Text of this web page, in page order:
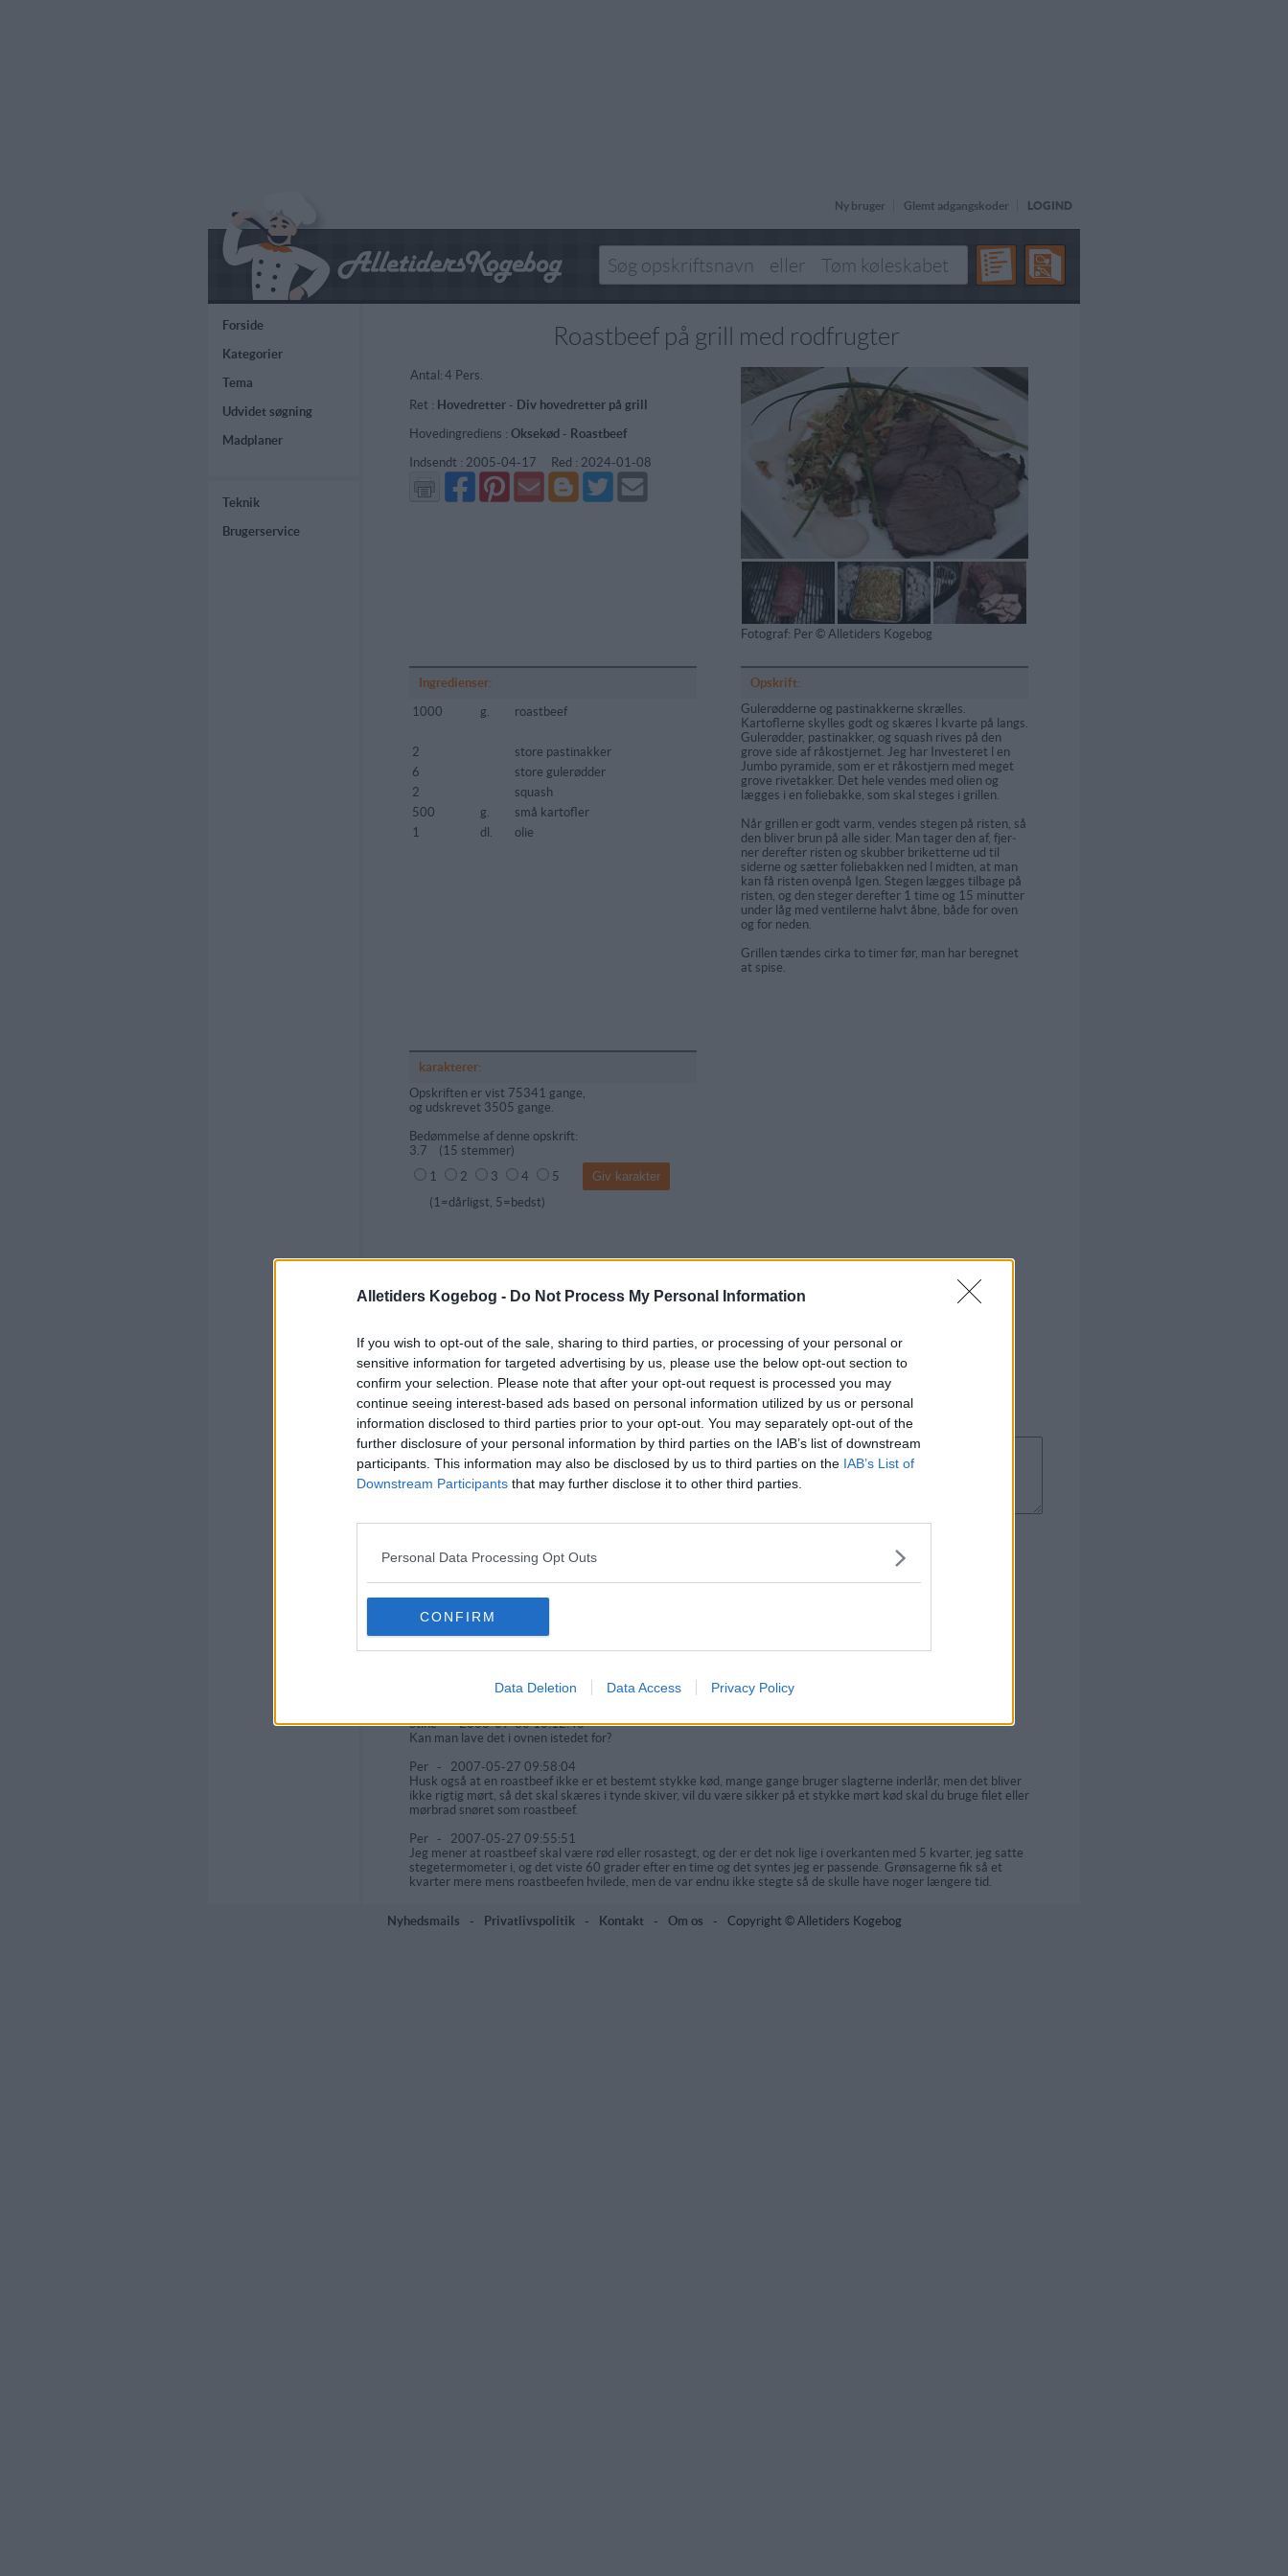
Alletiders Kogebog - Do Not Process My Personal Information
If you wish to opt-out of the sale, sharing to third parties, or processing of your personal or
sensitive information for targeted advertising by us, please use the below opt-out section to
confirm your selection. Please note that after your opt-out request is processed you may
continue seeing interest-based ads based on personal information utilized by us or personal
information disclosed to third parties prior to your opt-out. You may separately opt-out of the
further disclosure of your personal information by third parties on the IAB’s list of downstream
participants. This information may also be disclosed by us to third parties on the IAB’s List of
Downstream Participants that may further disclose it to other third parties.
Personal Data Processing Opt Outs
CONFIRM
Data Deletion Data Access Privacy Policy
Ny bruger Glemt adgangskoder LOGIND
Forside
Kategorier
Tema
Udvidet søgning
Madplaner
Teknik
Brugerservice
Roastbeef på grill med rodfrugter
Antal: 4 Pers.
Ret : Hovedretter- Div hovedretter på grill
Hovedingrediens : Oksekød - Roastbeef
Indsendt : 2005-04-17 Red : 2024-01-08
Del
på
Facebook
Del
på
Pinterest
Send
via
GMail
Del
på
Blogger
Del
på
Twitter
Send
mail
Fotograf: Per © Alletiders Kogebog
Ingredienser:
1000
g. roastbeef
2
store pastinakker
6
store gulerødder
2
squash
500
g.
små kartofler
1
dl. olie
Opskrift:
Gulerød­derne og pastinakkerne skrælles.
Kartoflerne skyl­les godt og skæres l kvarte på langs.
Gulerødder, pasti­nakker, og squash rives på den
grove side af råkostjernet. Jeg har Investeret l en
Jumbo pyramide, som er et råkostjern med meget
grove rivetakker. Det hele vendes med olien og
lægges i en foliebakke, som skal steges i grillen.
Når grillen er godt varm, vendes stegen på risten, så
den bliver brun på alle si­der. Man tager den af, fjer­
ner derefter risten og skubber briketterne ud til
siderne og sætter foliebakken ned l midten, at man
kan få risten oven­på Igen. Stegen lægges til­bage på
risten, og den ste­ger derefter 1 time og 15 minutter
under låg med ventilerne halvt åbne, både for oven
og for neden.
Grillen tændes cirka to timer før, man har beregnet
at spise.
karakterer:
Opskriften er vist 75341 gange,
og udskrevet 3505 gange.
Bedømmelse af denne opskrift:
3.7 ( 15 stemmer)
1
2 3 4
5
(1=dårligst, 5=bedst)
Kommentar fra:
Kommentar:
Kommentaren skal godkendes før den bliver synlig
Peter - 2011-06-25 20:49:14
Jeg gav den 1 time og et kvarter og pakkede den derefter ind i staniol i 10 minutter, den var helt perfekt!
Det smager bare himmelsk :D Dog skal stegen ikke have så lang tid, hvis man sætter pris på rosa kød. Ved 60
grader er stegen for gennemstegt til vores smag, så vi går efter de 57 grader, hvilket er lige tilpas.
Stine-2008-09-30 10:12:46
Kan man lave det i ovnen istedet for?
Per
- 2007-05-27 09:58:04
Husk også at en roastbeef ikke er et bestemt stykke kød, mange gange bruger slagterne inderlår, men det bliver
ikke rigtig mørt, så det skal skæres i tynde skiver, vil du være sikker på et stykke mørt kød skal du bruge filet eller
mørbrad snøret som roastbeef.
Per
- 2007-05-27 09:55:51
Jeg mener at roastbeef skal være rød eller rosastegt, og der er det nok lige i overkanten med 5 kvarter, jeg satte
stegetermometer i, og det viste 60 grader efter en time og det syntes jeg er passende. Grønsagerne fik så et
kvarter mere mens roastbeefen hvilede, men de var endnu ikke stegte så de skulle have noger længere tid.
Nyhedsmails - Privatlivspolitik - Kontakt - Om os - Copyright © Alletiders Kogebog